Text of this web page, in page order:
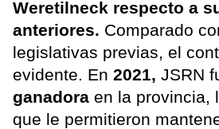
Weretilneck respecto a
anteriores. Comparado
legislativas previas, el
evidente. En 2021, JSRN
ganadora en la provincia,
que le permitieron